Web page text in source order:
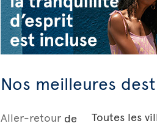
Nos meilleures
Aller-retour de